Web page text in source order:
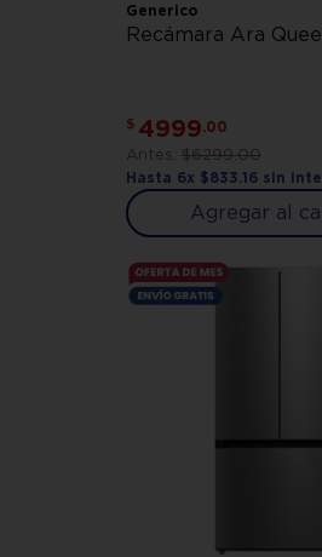
Generico
Recámara Ara
$ 4999.00
$6299.00
Hasta 6x $833.16sin
Agregar al